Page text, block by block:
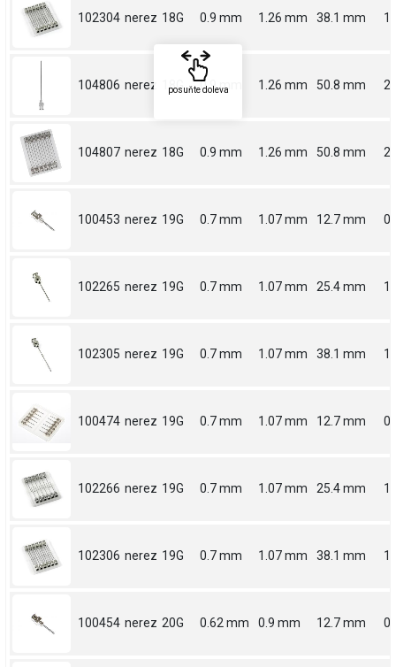
102304 nerez 18G 0.9 mm 1.26 mm 38.1 mm
104806 nerez 18G 0.9 mm 1.26 mm 50.8 mm 2
104807 nerez 18G 0.9 mm 1.26 mm 50.8 mm 2
100453 nerez 19G 0.7 mm 1.07 mm 12.7 mm
102265 nerez 19G 0.7 mm 1.07 mm 25.4 mm 1
102305 nerez 19G 0.7 mm 1.07 mm 38.1 mm
100474 nerez 19G 0.7 mm 1.07 mm 12.7 mm
102266 nerez 19G 0.7 mm 1.07 mm 25.4 mm 1
102306 nerez 19G 0.7 mm 1.07 mm 38.1 mm
100454 nerez 20G 0.62 mm 0.9 mm 12.7 mm
posuňte doleva